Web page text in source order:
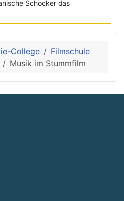
Schocker das
College
Filmschule
Musik im Stummfilm